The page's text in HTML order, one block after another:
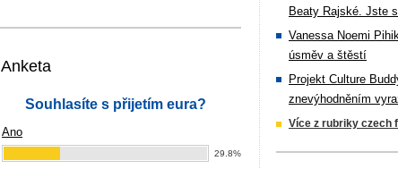
Anketa
Souhlasíte s přijetím eura?
Ano
29.8%
Beaty Rajské. Jste
Vanessa Noemi
úsměv a štěstí
Projekt Culture
znevýhodněním
Více z rubriky czech